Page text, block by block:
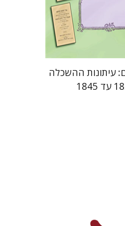
ספר מודפס
$42
$38
עיתונות ההשכלה